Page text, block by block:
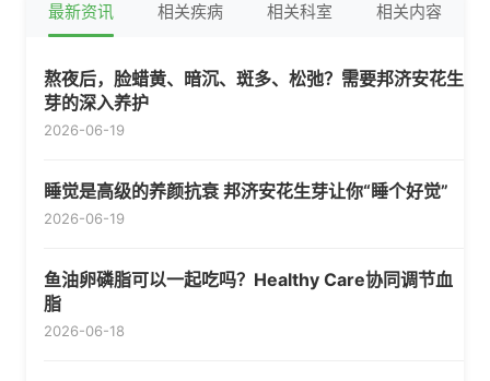
最新资讯 相关疾病 相关科室 相关内容
熬夜后，脸蜡黄、暗沉、斑多、松弛？需要邦济安花生
芽的深入养护
2026-06-19
睡觉是高级的养颜抗衰 邦济安花生芽让你“睡个好觉”
2026-06-19
鱼油卵磷脂可以一起吃吗？Healthy Care协同调节血
脂
2026-06-18